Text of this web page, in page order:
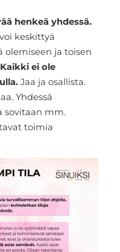
henkeä yhdessä.
keskittyä
olemiseen ja toisen
Kaikki ei ole
Jaa ja osallista.
Yhdessä
sovitaan mm.
toimia